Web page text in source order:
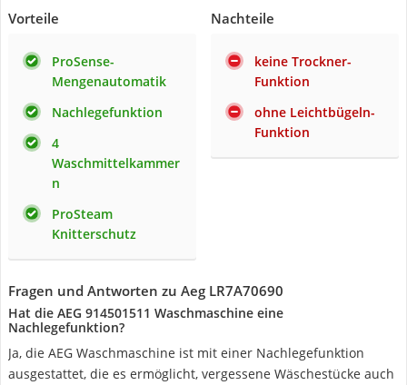
Vorteile
ProSense-
Mengenautomatik
Nachlegefunktion
4
Waschmittelkammer
n
ProSteam
Knitterschutz
Nachteile
keine Trockner-
Funktion
ohne Leichtbügeln-
Funktion
Fragen und Antworten zu Aeg LR7A70690
Hat die AEG 914501511 Waschmaschine eine
Nachlegefunktion?
Ja, die AEG Waschmaschine ist mit einer Nachlegefunktion
ausgestattet, die es ermöglicht, vergessene Wäschestücke auch